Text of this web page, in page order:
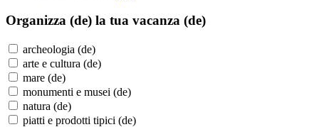
Organizza (de) la tua vacanza (de)
archeologia (de)
arte e cultura (de)
mare (de)
monumenti e musei (de)
natura (de)
piatti e prodotti tipici (de)